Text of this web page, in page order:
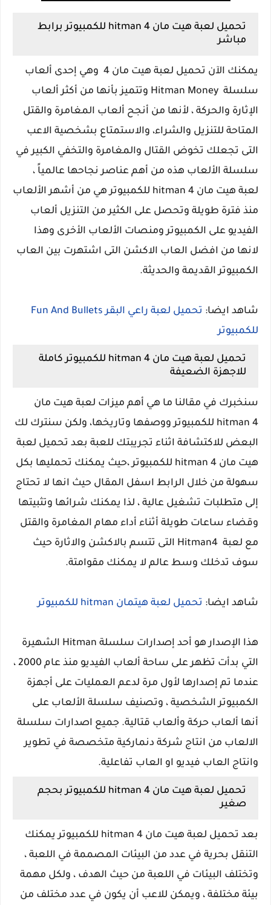
تحميل لعبة هيت مان hitman 4 للكمبيوتر برابط
مباشر
يمكنك الآن تحميل لعبة هيت مان 4 وهي إحدى ألعاب
سلسلة Hitman Money وتتميز بأنها من أكثر ألعاب
الإثارة والحركة ، لأنها من أنجح ألعاب المغامرة والقتل
المتاحة للتنزيل والشراء، والاستمتاع بشخصية الاعب
التى تجعلك تخوض القتال والمغامرة والتخفي الكبير في
سلسلة الألعاب هذه من أهم عناصر نجاحها عالمياً ،
لعبة هيت مان hitman 4 للكمبيوتر هي من أشهر الألعاب
منذ فترة طويلة وتحصل على الكثير من التنزيل ألعاب
الفيديو على الكمبيوتر ومنصات الألعاب الأخرى وهذا
لانها من افضل العاب الاكشن التى اشتهرت بين العاب
الكمبيوتر القديمة والحديثة.
شاهد ايضا:
تحميل لعبة راعي البقر Fun And Bullets
للكمبيوتر
تحميل لعبة هيت مان hitman 4 للكمبيوتر كاملة
للاجهزة الضعيفة
سنخبرك في مقالنا ما هي أهم ميزات لعبة هيت مان
hitman 4 للكمبيوتر ووصفها وتاريخها، ولكن سنترك لك
البعض للاكتشافة اثناء تجريبتك للعبة بعد تحميل لعبة
هيت مان hitman 4 للكمبيوتر ،حيث يمكنك تحمليها بكل
سهولة من خلال الرابط اسفل المقال حيث انها لا تحتاج
إلى متطلبات تشغيل عالية ، لذا يمكنك شرائها وتثبيتها
وقضاء ساعات طويلة أثناء أداء مهام المغامرة والقتل
مع لعبة Hitman4 التى تتسم بالاكشن والاثارة حيث
سوف تدخلك وسط عالم لا يمكنك مقوامتة.
شاهد ايضا: تحميل لعبة هيتمان hitman للكمبيوتر
هذا الإصدار هو أحد إصدارات سلسلة Hitman الشهيرة
التي بدأت تظهر على ساحة ألعاب الفيديو منذ عام 2000 ،
عندما تم إصدارها لأول مرة لدعم العمليات على أجهزة
الكمبيوتر الشخصية ، وتصنيف سلسلة الألعاب على
أنها ألعاب حركة وألعاب قتالية. جميع اصدارات سلسلة
الالعاب من انتاج شركة دنماركية متخصصة في تطوير
وانتاج العاب فيديو او العاب تفاعلية.
تحميل لعبة هيت مان hitman 4 للكمبيوتر بحجم
صغير
بعد تحميل لعبة هيت مان hitman 4 للكمبيوتر يمكنك
التنقل بحرية في عدد من البيئات المصممة في اللعبة ،
وتختلف البيئات في اللعبة من حيث الهدف ، ولكل مهمة
بيئة مختلفة ، ويمكن للاعب أن يكون في عدد مختلف من